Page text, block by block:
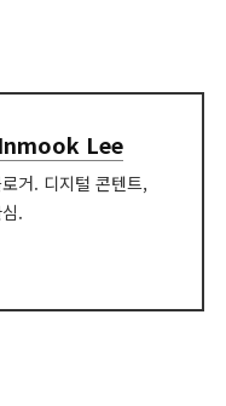
Inmook Lee
거. 디지털 콘텐트,
.